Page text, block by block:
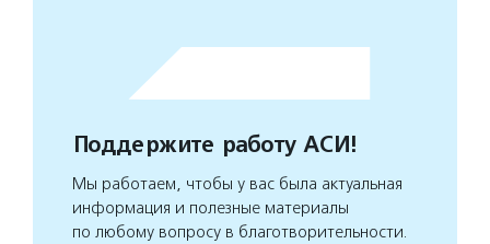
Поддержите работу АСИ!
Мы работаем, чтобы у вас была актуальная
информация и полезные материалы
по любому вопросу в благотворительности.